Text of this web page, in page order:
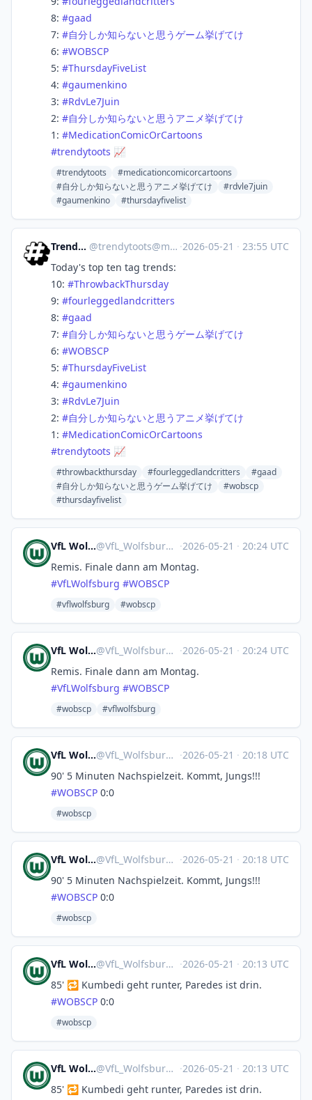
8: #gaad
7: #自分しか知らないと思うゲーム挙げてけ
6: #WOBSCP
5: #ThursdayFiveList
4: #gaumenkino
3: #RdvLe7Juin
2: #自分しか知らないと思うアニメ挙げてけ
1: #MedicationComicOrCartoons
#trendytoots 📈
#trendytoots
#medicationcomicorcartoons
#自分しか知らないと思うアニメ挙げてけ
#rdvle7juin
#gaumenkino
#thursdayfivelist
Trendy Toots @trendytoots@mastodon.social ·2026-05-21 · 23:55 UTC
Today's top ten tag trends:
10: #ThrowbackThursday
9: #fourleggedlandcritters
8: #gaad
7: #自分しか知らないと思うゲーム挙げてけ
6: #WOBSCP
5: #ThursdayFiveList
4: #gaumenkino
3: #RdvLe7Juin
2: #自分しか知らないと思うアニメ挙げてけ
1: #MedicationComicOrCartoons
#trendytoots 📈
#throwbackthursday #fourleggedlandcritters
#gaad
#自分しか知らないと思うゲーム挙げてけ
#wobscp
#thursdayfivelist
VfL Wolfsburg 🤖@VfL_Wolfsburg@sportsbots.xyz ·2026-05-21 · 20:24 UTC
Remis. Finale dann am Montag.
#VfLWolfsburg #WOBSCP
#vflwolfsburg #wobscp
VfL Wolfsburg 🤖@VfL_Wolfsburg@sportsbots.xyz ·2026-05-21 · 20:24 UTC
Remis. Finale dann am Montag.
#VfLWolfsburg #WOBSCP
#wobscp #vflwolfsburg
VfL Wolfsburg 🤖@VfL_Wolfsburg@sportsbots.xyz ·2026-05-21 · 20:18 UTC
90' 5 Minuten Nachspielzeit. Kommt, Jungs!!!
#WOBSCP 0:0
#wobscp
VfL Wolfsburg 🤖@VfL_Wolfsburg@sportsbots.xyz ·2026-05-21 · 20:18 UTC
90' 5 Minuten Nachspielzeit. Kommt, Jungs!!!
#WOBSCP 0:0
#wobscp
VfL Wolfsburg 🤖@VfL_Wolfsburg@sportsbots.xyz ·2026-05-21 · 20:13 UTC
85' 🔁 Kumbedi geht runter, Paredes ist drin.
#WOBSCP 0:0
#wobscp
VfL Wolfsburg 🤖@VfL_Wolfsburg@sportsbots.xyz ·2026-05-21 · 20:13 UTC
85' 🔁 Kumbedi geht runter, Paredes ist drin.